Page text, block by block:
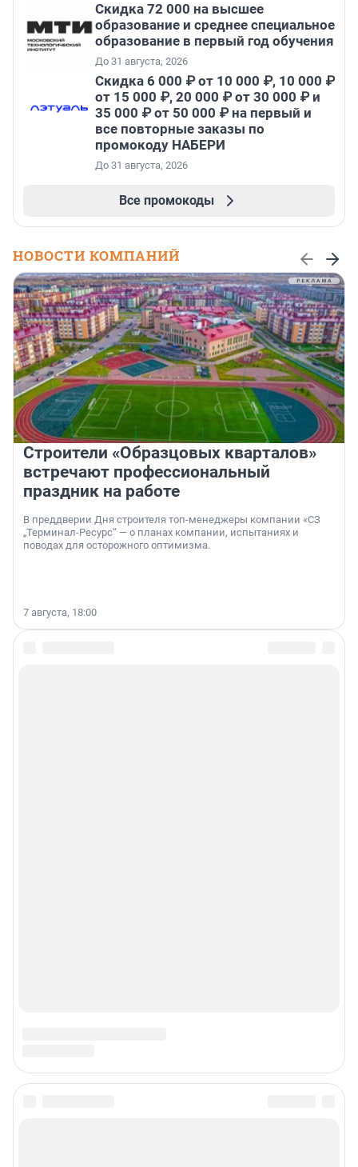
Скидка 72 000 на высшее
образование и среднее специальное
образование в первый год обучения
До 31 августа, 2026
Скидка 6 000 ₽ от 10 000 ₽, 10 000 ₽
от 15 000 ₽, 20 000 ₽ от 30 000 ₽ и
35 000 ₽ от 50 000 ₽ на первый и
все повторные заказы по
промокоду НАБЕРИ
До 31 августа, 2026
Все промокоды
НОВОСТИ КОМПАНИЙ
Строители «Образцовых кварталов»
встречают профессиональный
праздник на работе
В преддверии Дня строителя топ-менеджеры компании «СЗ
„Терминал-Ресурс“ — о планах компании, испытаниях и
поводах для осторожного оптимизма.
7 августа, 18:00